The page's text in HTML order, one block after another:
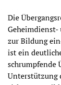
Die
Geheimdienst-
zur Bildung
ist ein
schrumpfende
Unterstützung